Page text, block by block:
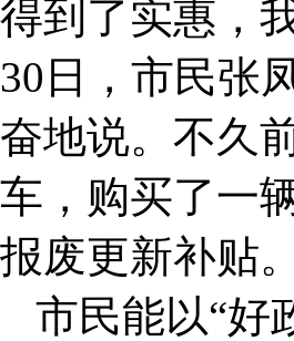
得到了实惠，
30日，市民张
奋地说。不久
车，购买了一
报废更新补贴。
市民能以“好